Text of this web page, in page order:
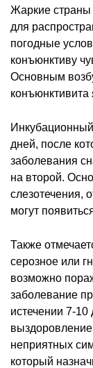
Жаркие страны
для
погодные
конъюнктиву
Основным
конъюнктивита
дней, после
заболевания
на второй.
слезотечения,
могут
Также
серозное или
возможно
заболевание
истечении 7-
неприятных
который